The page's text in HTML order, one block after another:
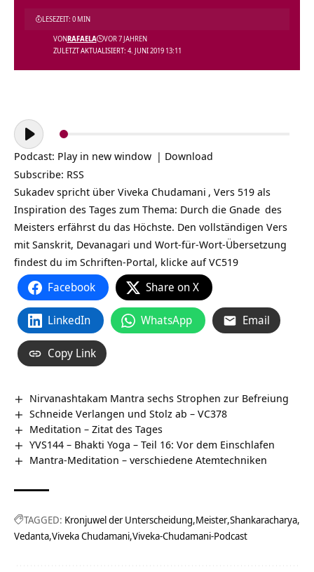
ZULETZT AKTUALISIERT: 4. JUNI 2019 13:11
VONRAFAELA VOR 7 JAHREN
LESEZEIT: 0 MIN
Audio-
Player
Podcast: Play in new window | Download
Subscribe: RSS
Sukadev spricht über Viveka Chudamani , Vers 519 als
Inspiration des Tages zum Thema: Durch die Gnade des
Meisters erfährst du das Höchste. Den vollständigen Vers
mit Sanskrit, Devanagari und Wort-für-Wort-Übersetzung
findest du im Schriften-Portal, klicke aufVC519
Facebook Share on X
LinkedIn WhatsApp Email
Copy Link
Nirvanashtakam Mantra sechs Strophen zur Befreiung
Schneide Verlangen und Stolz ab – VC378
Meditation – Zitat des Tages
YVS144 – Bhakti Yoga – Teil 16: Vor dem Einschlafen
Mantra-Meditation – verschiedene Atemtechniken
TAGGED: Kronjuwel der Unterscheidung Meister Shankaracharya
Vedanta Viveka Chudamani Viveka-Chudamani-Podcast